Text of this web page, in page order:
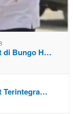
di Bungo H…
Terintegra…